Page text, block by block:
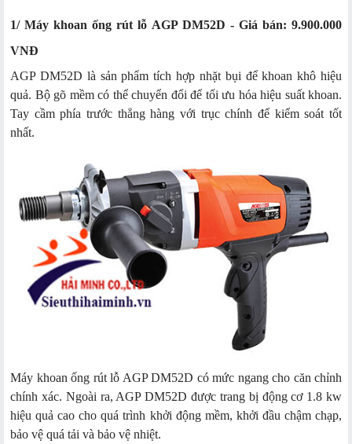
1/ Máy khoan ống rút lỗ AGP DM52D - Giá bán: 9.900.000
VNĐ
AGP DM52D là sản phẩm tích hợp nhặt bụi để khoan khô hiệu
quả. Bộ gõ mềm có thể chuyển đổi để tối ưu hóa hiệu suất khoan.
Tay cầm phía trước thẳng hàng với trục chính để kiểm soát tốt
nhất.
Máy khoan ống rút lỗ AGP DM52D có mức ngang cho căn chỉnh
chính xác. Ngoài ra, AGP DM52D được trang bị động cơ 1.8 kw
hiệu quả cao cho quá trình khởi động mềm, khởi đầu chậm chạp,
bảo vệ quá tải và bảo vệ nhiệt.